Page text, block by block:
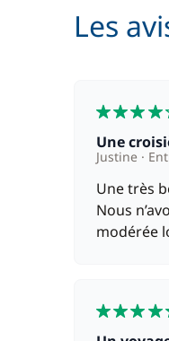
Skipper
Les
Une
Justine
Une très
Nous
modérée